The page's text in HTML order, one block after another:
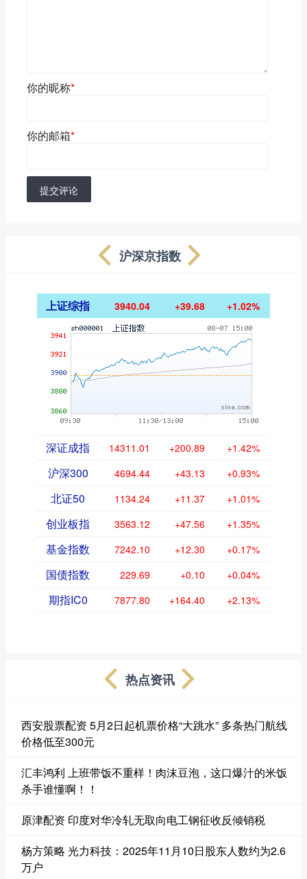
你的昵称*
你的邮箱*
提交评论
沪深京指数
上证综指 3940.04 +39.68 +1.02%
深证成指 14311.01 +200.89 +1.42%
沪深300 4694.44 +43.13 +0.93%
北证50 1134.24 +11.37 +1.01%
创业板指 3563.12 +47.56 +1.35%
基金指数 7242.10 +12.30 +0.17%
国债指数 229.69 +0.10 +0.04%
期指IC0 7877.80 +164.40 +2.13%
热点资讯
西安股票配资 5月2日起机票价格“大跳水” 多条热门航线
价格低至300元
汇丰鸿利 上班带饭不重样！肉沫豆泡，这口爆汁的米饭
杀手谁懂啊！！
原津配资 印度对华冷轧无取向电工钢征收反倾销税
杨方策略 光力科技：2025年11月10日股东人数约为2.6
万户